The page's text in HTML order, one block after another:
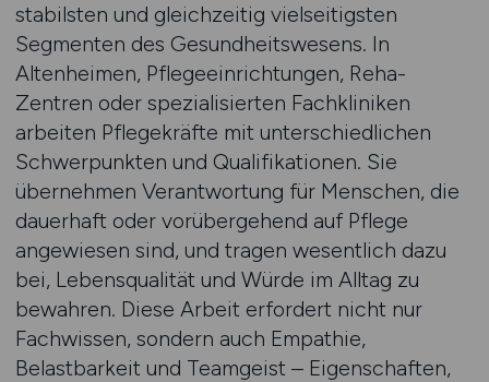
stabilsten und gleichzeitig vielseitigsten
Segmenten des Gesundheitswesens. In
Altenheimen, Pflegeeinrichtungen, Reha-
Zentren oder spezialisierten Fachkliniken
arbeiten Pflegekräfte mit unterschiedlichen
Schwerpunkten und Qualifikationen. Sie
übernehmen Verantwortung für Menschen, die
dauerhaft oder vorübergehend auf Pflege
angewiesen sind, und tragen wesentlich dazu
bei, Lebensqualität und Würde im Alltag zu
bewahren. Diese Arbeit erfordert nicht nur
Fachwissen, sondern auch Empathie,
Belastbarkeit und Teamgeist – Eigenschaften,